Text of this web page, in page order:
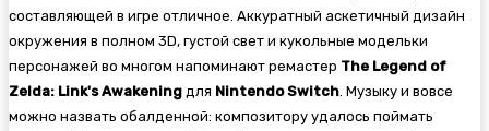
составляющей в игре отличное. Аккуратный аскетичный дизайн
окружения в полном 3D, густой свет и кукольные модельки
персонажей во многом напоминают ремастер The Legend of
Zelda: Link's Awakening для Nintendo Switch . Музыку и вовсе
можно назвать обалденной: композитору удалось поймать